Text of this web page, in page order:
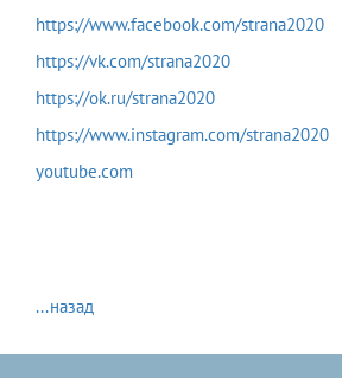
https://www.facebook.com/strana2020
https://vk.com/strana2020
https://ok.ru/strana2020
https://www.instagram.com/strana2020
youtube.com
...назад